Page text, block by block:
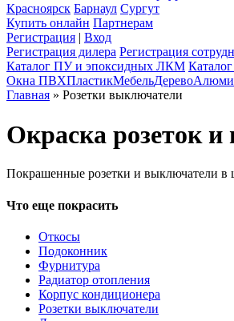
Красноярск Барнаул Сургут
Купить онлайн Партнерам
Регистрация | Вход
Регистрация дилера Регистрация
Каталог ПУ и эпоксидных ЛКМ
Окна ПВХПластикМебельДерево
Главная » Розетки выключатели
Окраска розеток
Покрашенные розетки и выключатели в
Что еще покрасить
Откосы
Подоконник
Фурнитура
Радиатор отопления
Корпус кондиционера
Розетки выключатели